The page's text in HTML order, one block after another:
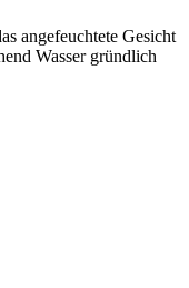
angefeuchtete Gesicht
Wasser gründlich